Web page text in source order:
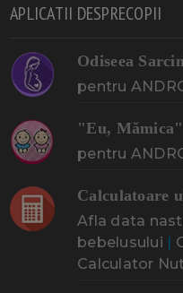
APLICATII DESPRECOPII
Odiseea
pentru
"Eu,
pentru
Calculatoare
Afla data
bebelusului |
Calculator